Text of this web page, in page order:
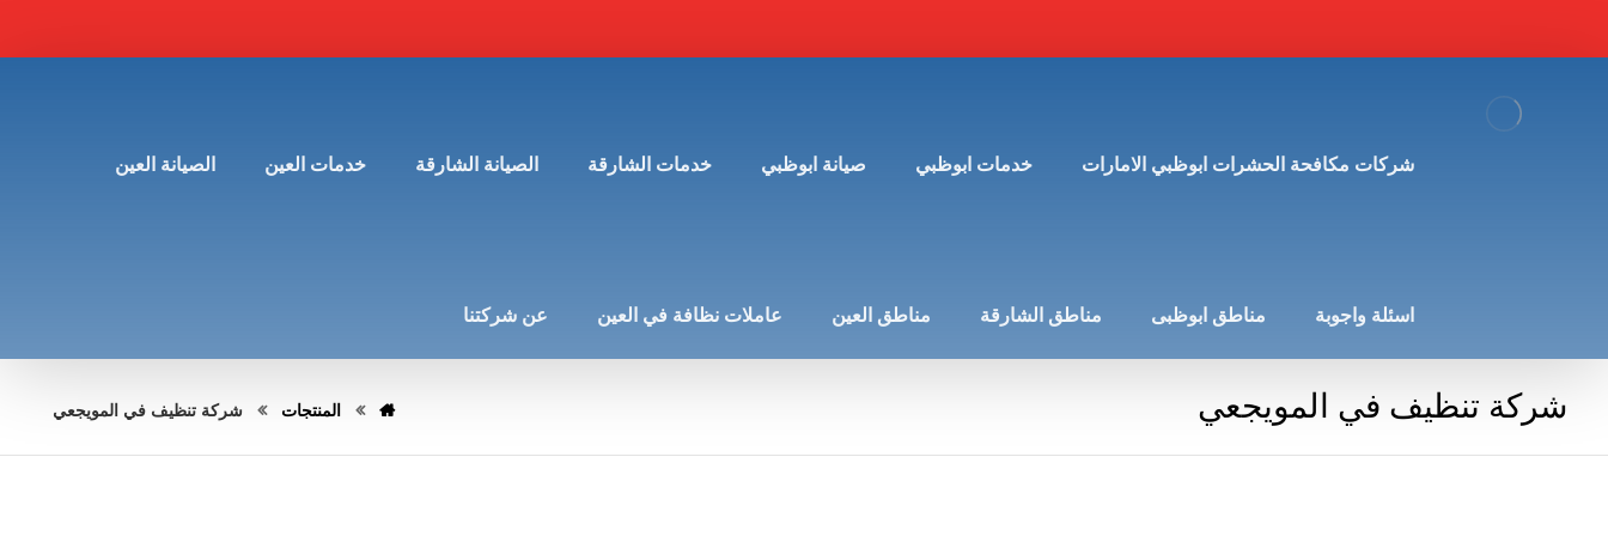
شركات مكافحة الحشرات ابوظبي الامارات خدمات ابوظبي صيانة ابوظبي خدمات الشارقة الصيانة الشارقة خدمات العين الصيانة العين
اسئلة واجوبة مناطق ابوظبى مناطق الشارقة مناطق العين عاملات نظافة في العين عن شركتنا
شركة تنظيف في المويجعي المنتجات شركة تنظيف في المويجعي